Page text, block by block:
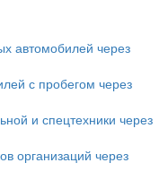
автомобилей через
с пробегом через
и спецтехники через
организаций через